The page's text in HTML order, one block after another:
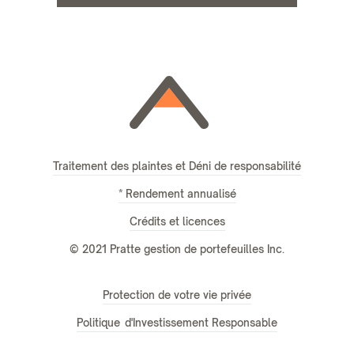
Traitement des plaintes et Déni de responsabilité
* Rendement annualisé
Crédits et licences
© 2021 Pratte gestion de portefeuilles Inc.
Protection de votre vie privée
Politique d'Investissement Responsable